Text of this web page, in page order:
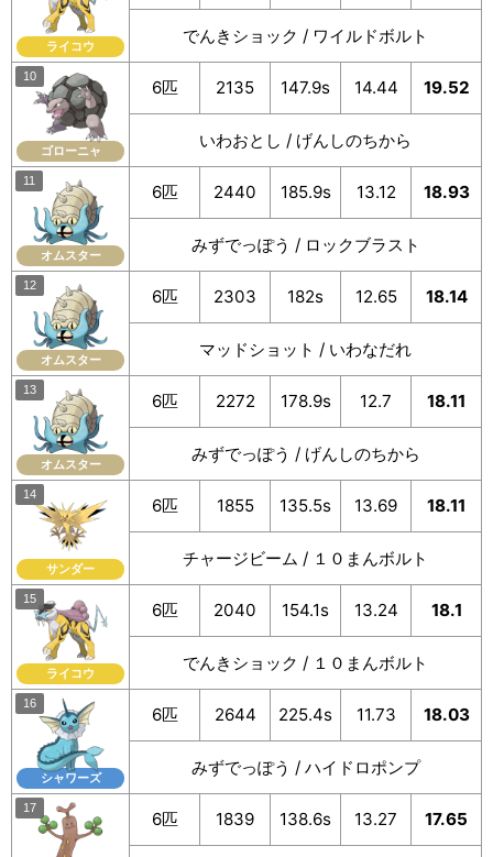
ライコウ
でんきショック / ワイルドボルト
ゴローニャ
6匹 2135 147.9s 14.44 19.52
いわおとし / げんしのちから
オムスター
6匹 2440 185.9s 13.12 18.93
みずでっぽう / ロックブラスト
オムスター
6匹 2303 182s 12.65 18.14
マッドショット / いわなだれ
オムスター
6匹 2272 178.9s 12.7 18.11
みずでっぽう / げんしのちから
サンダー
6匹 1855 135.5s 13.69 18.11
チャージビーム / １０まんボルト
ライコウ
6匹 2040 154.1s 13.24 18.1
でんきショック / １０まんボルト
シャワーズ
6匹 2644 225.4s 11.73 18.03
みずでっぽう / ハイドロポンプ
6匹 1839 138.6s 13.27 17.65